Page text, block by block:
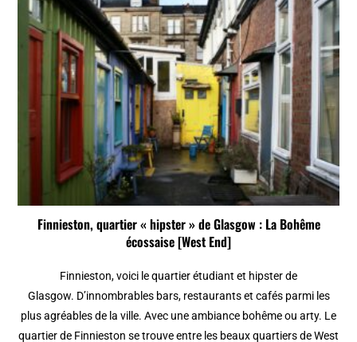
Finnieston, quartier « hipster » de Glasgow : La Bohême
écossaise [West End]
Finnieston, voici le quartier étudiant et hipster de
Glasgow. D’innombrables bars, restaurants et cafés parmi les
plus agréables de la ville. Avec une ambiance bohême ou arty. Le
quartier de Finnieston se trouve entre les beaux quartiers de West